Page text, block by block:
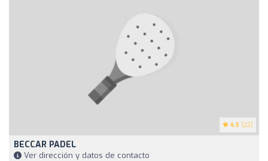
4.5 (22)
BECCAR PADEL
Ver dirección y datos de contacto